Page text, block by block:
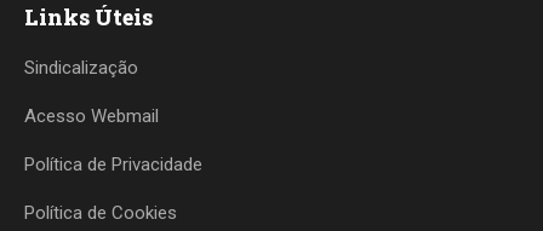
Links Úteis
Sindicalização
Acesso Webmail
Política de Privacidade
Política de Cookies